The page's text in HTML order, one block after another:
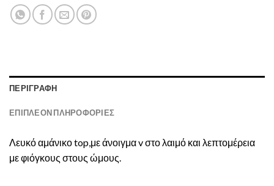
ΠΕΡΙΓΡΑΦΉ
ΕΠΙΠΛΈΟΝ ΠΛΗΡΟΦΟΡΊΕΣ
Λευκό αμάνικο top,με άνοιγμα v στο λαιμό και λεπτομέρεια
με φιόγκους στους ώμους.